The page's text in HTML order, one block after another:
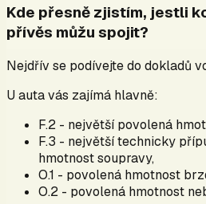
Kde přesně zjistím, jestli
přívěs můžu spojit?
Nejdřív se podívejte do dokladů
U auta vás zajímá hlavně:
F.2 - největší povolená
F.3 - největší technicky
hmotnost soupravy,
O.1 - povolená hmotnost
O.2 - povolená hmotnost